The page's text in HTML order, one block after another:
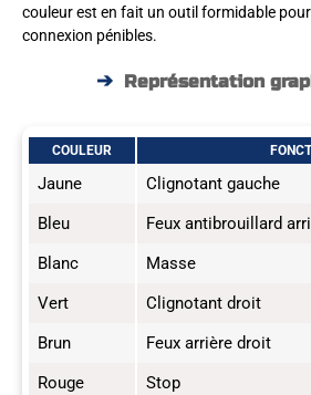
couleur est en fait un outil formidable
connexion pénibles.
Représentation
COULEUR
Jaune
Clignotant gauche
Bleu
Feux antibrouillard
Blanc
Masse
Vert
Clignotant droit
Brun
Feux arrière droit
Rouge
Stop